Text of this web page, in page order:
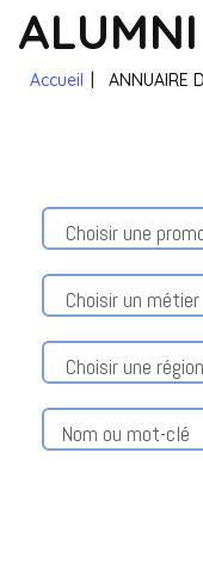
ALUMNI
Accueil ANNUAIRE